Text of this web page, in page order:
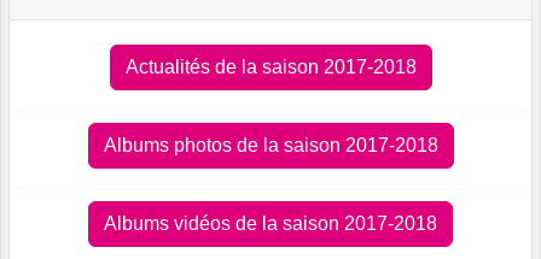
Actualités de la saison 2017-2018
Albums photos de la saison 2017-2018
Albums vidéos de la saison 2017-2018